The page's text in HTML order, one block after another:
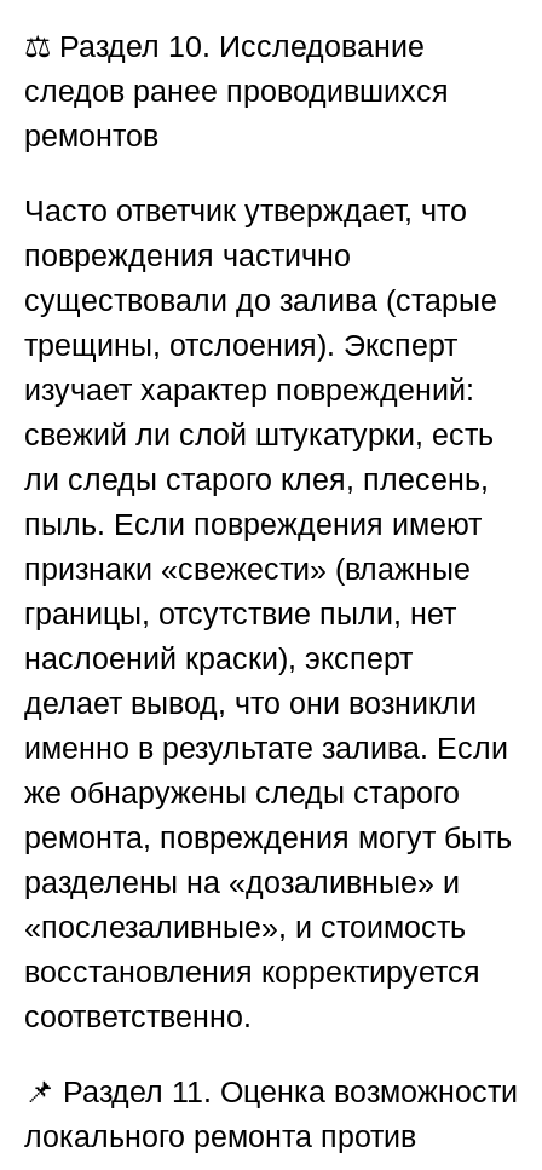
⚖️ Раздел 10. Исследование
следов ранее проводившихся
ремонтов
Часто ответчик утверждает, что
повреждения частично
существовали до залива (старые
трещины, отслоения). Эксперт
изучает характер повреждений:
свежий ли слой штукатурки, есть
ли следы старого клея, плесень,
пыль. Если повреждения имеют
признаки «свежести» (влажные
границы, отсутствие пыли, нет
наслоений краски), эксперт
делает вывод, что они возникли
именно в результате залива. Если
же обнаружены следы старого
ремонта, повреждения могут быть
разделены на «дозаливные» и
«послезаливные», и стоимость
восстановления корректируется
соответственно.
📌 Раздел 11. Оценка возможности
локального ремонта против